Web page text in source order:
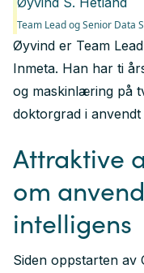
Team Lead og Senior Data
Øyvind er Team
Inmeta. Han har ti
og maskinlæring på
doktorgrad i anvendt
Attraktive
om
intelligens
Siden oppstarten av